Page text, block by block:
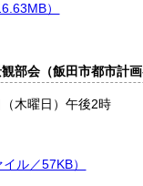
）
部会（飯田市都市計画
木曜日）午後2時
ル／57KB）